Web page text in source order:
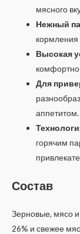
мясного
Нежный
кормления
Высокая
Для
аппетитом.
горячим
Состав
Зерновые, мясо
26% и свежее